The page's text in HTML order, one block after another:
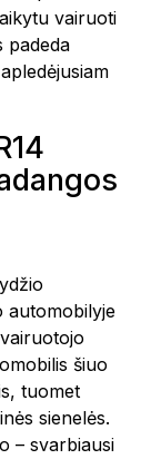
vairuoti
padeda
automobilyje
šiuo
tuomet
sienelės.
– svarbiausi